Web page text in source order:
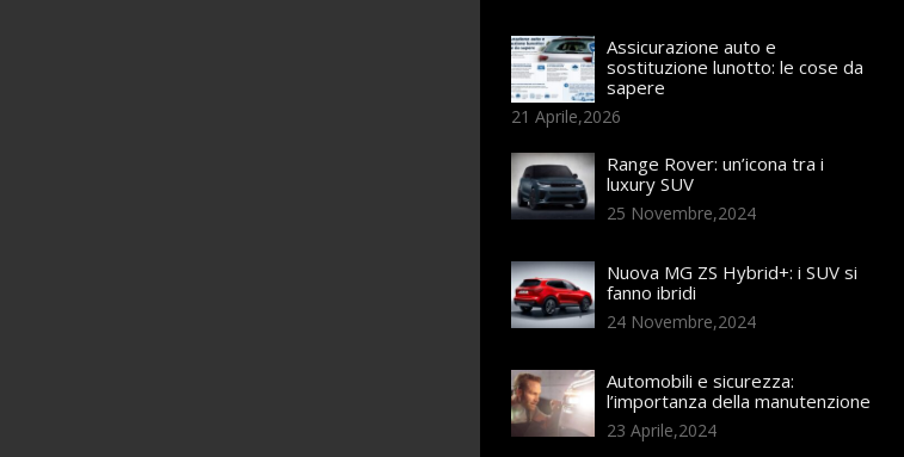
Assicurazione auto e
sostituzione lunotto: le cose da
sapere
21 Aprile,2026
Range Rover: un’icona tra i
luxury SUV
25 Novembre,2024
Nuova MG ZS Hybrid+: i SUV si
fanno ibridi
24 Novembre,2024
Automobili e sicurezza:
l’importanza della manutenzione
23 Aprile,2024